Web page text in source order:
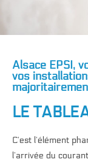
Alsace EPSI,
vos
LE
C’est l’élément
l’arrivée du